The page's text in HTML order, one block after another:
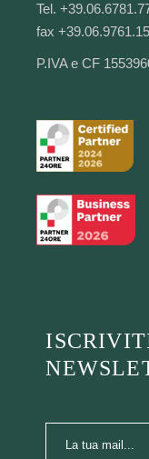
Tel.
fax
P.IVA e CF